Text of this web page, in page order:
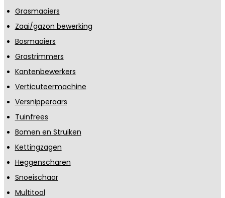
Grasmaaiers
Zaai/gazon bewerking
Bosmaaiers
Grastrimmers
Kantenbewerkers
Verticuteermachine
Versnipperaars
Tuinfrees
Bomen en Struiken
Kettingzagen
Heggenscharen
Snoeischaar
Multitool